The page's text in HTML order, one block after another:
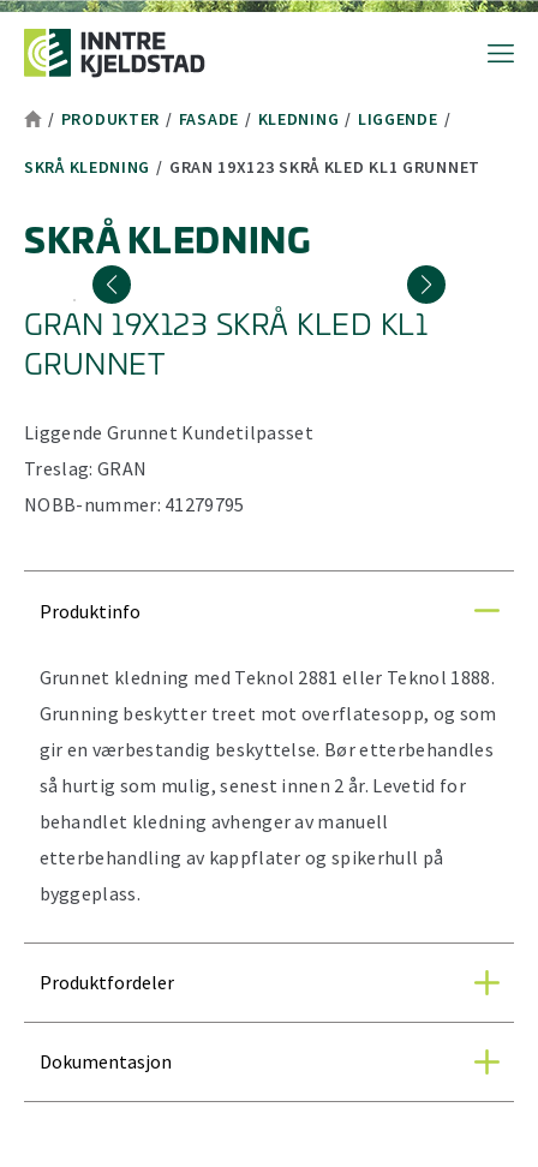
Hopp til toppområde
Hopp til hovedinnhold
Hopp til bunnområde
Tekststørrelsetips
PC: Press ned CTRL og klikk på + (pluss) for å forstørre eller
MAC: Press ned CMD og klikk på + (pluss) for å forstørre eller
/ PRODUKTER / FASADE / KLEDNING / LIGGENDE /
SKRÅ KLEDNING / GRAN 19X123 SKRÅ KLED KL1 GRUNNET
SKRÅ KLEDNING
GRAN 19X123 SKRÅ KLED KL1
GRUNNET
Liggende Grunnet Kundetilpasset
Treslag: GRAN
NOBB-nummer: 41279795
Produktinfo
Grunnet kledning med Teknol 2881 eller Teknol 1888.
Grunning beskytter treet mot overflatesopp, og som
gir en værbestandig beskyttelse. Bør etterbehandles
så hurtig som mulig, senest innen 2 år. Levetid for
behandlet kledning avhenger av manuell
etterbehandling av kappflater og spikerhull på
byggeplass.
Produktfordeler
Dokumentasjon